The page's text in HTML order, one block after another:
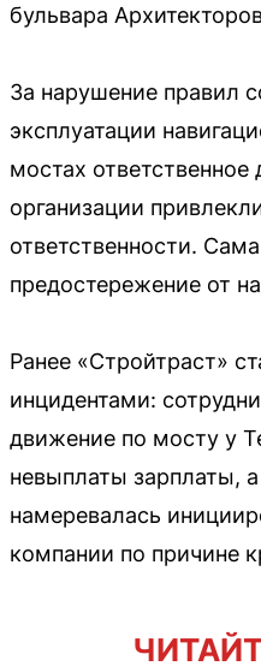
бульвара
За нарушение правил
эксплуатации
мостах
организации
ответственности.
предостережение от
Ранее «Стройтраст»
инцидентами:
движение по мосту у
невыплаты зарплаты,
намеревалась
компании по причине